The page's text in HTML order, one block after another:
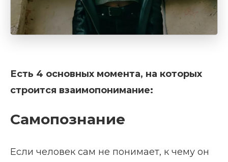
Есть 4 основных момента, на которых
строится взаимопонимание:
Самопознание
Если человек сам не понимает, к чему он